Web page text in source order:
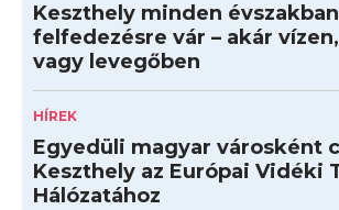
Keszthely minden évszakban
felfedezésre vár – akár
vagy levegőben
HÍREK
Egyedüli magyar városként
Keszthely az Európai Vidéki
Hálózatához